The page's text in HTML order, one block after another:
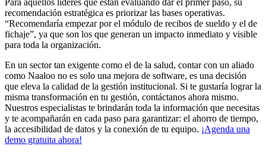
Para aquellos líderes que están evaluando dar el primer paso, su
recomendación estratégica es priorizar las bases operativas.
“Recomendaría empezar por el módulo de recibos de sueldo y el de
fichaje”, ya que son los que generan un impacto inmediato y visible
para toda la organización.
En un sector tan exigente como el de la salud, contar con un aliado
como Naaloo no es solo una mejora de software, es una decisión
que eleva la calidad de la gestión institucional. Si te gustaría lograr la
misma transformación en tu gestión, contáctanos ahora mismo.
Nuestros especialistas te brindarán toda la información que necesitas
y te acompañarán en cada paso para garantizar: el ahorro de tiempo,
la accesibilidad de datos y la conexión de tu equipo. ¡Agenda una
demo gratuita ahora!